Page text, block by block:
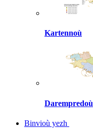
Kartennoù
Darempredoù
Binvioù yezh